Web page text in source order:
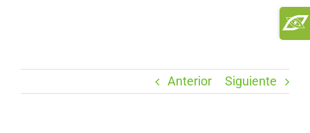
Anterior Siguiente
Area